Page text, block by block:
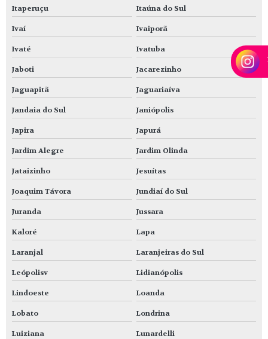
Itaperuçu Itaúna do Sul
Ivaí Ivaiporã
Ivaté Ivatuba
Jaboti Jacarezinho
Jaguapitã Jaguariaíva
Jandaia do Sul Janiópolis
Japira Japurá
Jardim Alegre Jardim Olinda
Jataizinho Jesuítas
Joaquim Távora Jundiaí do Sul
Juranda Jussara
Kaloré Lapa
Laranjal Laranjeiras do Sul
Leópolisv Lidianópolis
Lindoeste Loanda
Lobato Londrina
Luiziana Lunardelli